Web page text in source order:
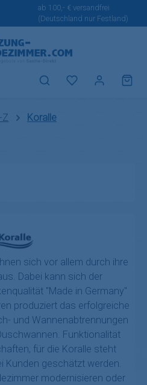
ab 100,- € versandfrei
(Deutschland nur Festland)
Du hast 0
Z Koralle
sich vor allem durch ihre
Dabei kann sich der
"Made in Germany"
produziert das erfolgreiche
und Wannenabtrennungen
Funktionalität
für die Koralle steht
Kunden geschätzt werden.
modernisieren oder